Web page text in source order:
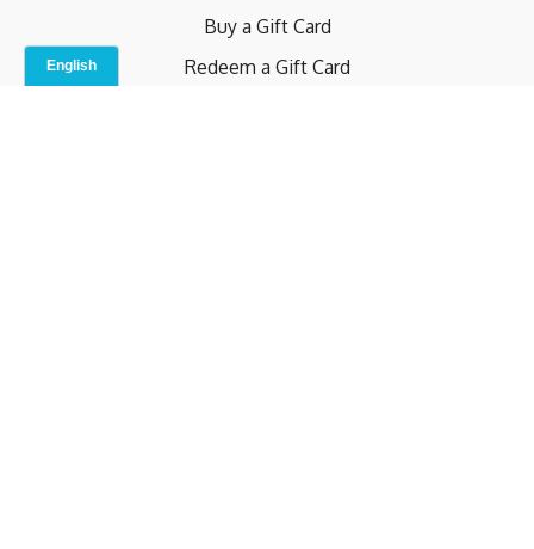
Buy a Gift Card
Redeem a Gift Card